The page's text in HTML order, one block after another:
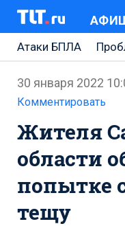
Атаки БПЛА
Ремонт
Ремонт Обводного
Набережная
Неделя Тольятти
30 января 2022
Комментировать
Жителя
области
попытке
тещу